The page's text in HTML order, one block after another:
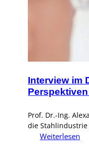
Interview im
Prof. Dr.-Ing.
die
Weiterlesen